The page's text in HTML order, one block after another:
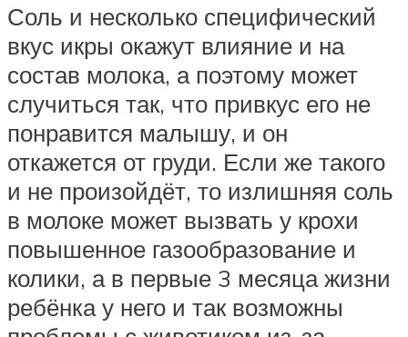
Соль и несколько специфический
вкус икры окажут влияние и на
состав молока, а поэтому может
случиться так, что привкус его не
понравится малышу, и он
откажется от груди. Если же такого
и не произойдёт, то излишняя соль
в молоке может вызвать у крохи
повышенное газообразование и
колики, а в первые 3 месяца жизни
ребёнка у него и так возможны